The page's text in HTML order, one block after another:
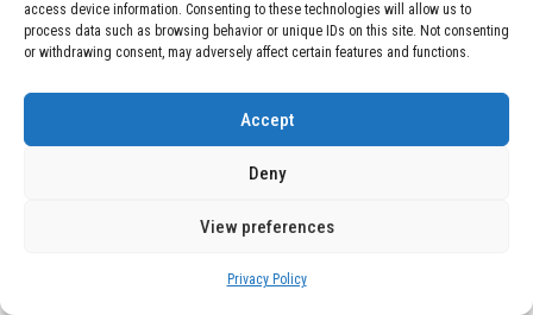
access device information. Consenting to these technologies will allow us to
process data such as browsing behavior or unique IDs on this site. Not consenting
or withdrawing consent, may adversely affect certain features and functions.
Accept
Deny
View preferences
Privacy Policy
DEAL OF THE MONTH
01
Vídeo impactante: BYD revela en
en apenas 5 minutos de carga
February 9, 2026
Motor de 800 W, rango de 45 km y